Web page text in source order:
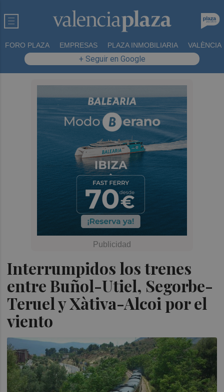
FORO PLAZA EMPRESAS PLAZA INMOBILIARIA VALÈNCIA
+ Seguir en Google
Interrumpidos los trenes
entre Buñol-Utiel, Segorbe-
Teruel y Xàtiva-Alcoi por el
viento